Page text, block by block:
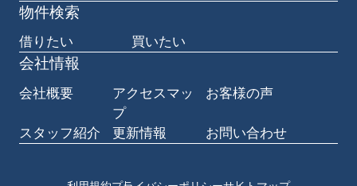
物件検索
借りたい 買いたい
会社情報
会社概要
アクセスマッ
プ
お客様の声
スタッフ紹介 更新情報 お問い合わせ